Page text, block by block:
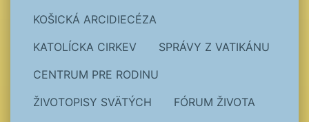
KOŠICKÁ ARCIDIECÉZA
KATOLÍCKA CIRKEV
SPRÁVY Z VATIKÁNU
CENTRUM PRE RODINU
ŽIVOTOPISY SVÄTÝCH
FÓRUM ŽIVOTA